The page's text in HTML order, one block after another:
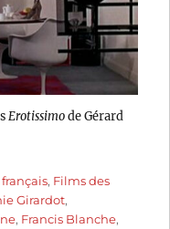
Erotissimode Gérard
, Films des
Girardot,
, Francis Blanche,